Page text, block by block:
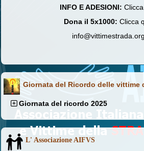
INFO E ADESIONI:
Dona il 5x1000: Clicca
info@vittimestrada.org
Giornata del Ricordo delle vittime
Giornata del ricordo 2025
L' Associazione AIFVS